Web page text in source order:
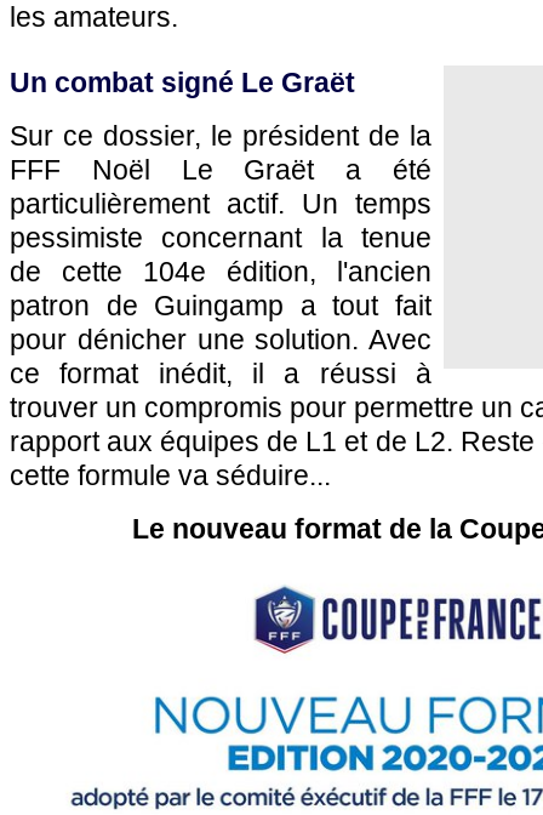
les amateurs.
Un combat signé Le Graët
Sur ce dossier, le président de la
FFF Noël Le Graët a été
particulièrement actif. Un temps
pessimiste concernant la tenue
de cette 104e édition, l'ancien
patron de Guingamp a tout fait
pour dénicher une solution. Avec
ce format inédit, il a réussi à
trouver un compromis pour permettre un
rapport aux équipes de L1 et de L2.
cette formule va séduire...
Le nouveau format de la